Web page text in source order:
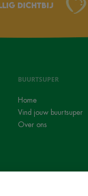
dichtbij
BUURTSUPER
Home
Vind jouw buurtsuper
Over ons